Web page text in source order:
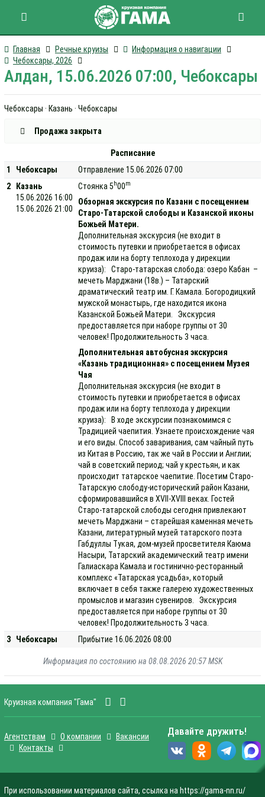
Главная Речные круизы
Информация о навигации
Чебоксары, 2026
Алдан, 15.06.2026 07:00, Чебоксары
Чебоксары · Казань · Чебоксары
Продажа закрыта
Расписание
1
Чебоксары
Отправление 15.06.2026 07:00
2
Казань
15.06.2026 16:00
15.06.2026 21:00
Стоянка 5 h00m
Обзорная экскурсия по Казани с посещением
Старо-Татарской слободы и Казанской иконы
Божьей Матери.
Дополнительная экскурсия (не входит в
стоимость путевки и приобретается в офисах
продаж или на борту теплохода у дирекции
круиза): Старо-татарская слобода: озеро Кабан –
мечеть Марджани (18в.) – Татарский
драматический театр им. Г. Камала. Богородицкий
мужской монастырь, где находится икона
Казанской Божьей Матери. Экскурсия
предоставляется при наборе группы от 30
человек! Продолжительность 3 часа.
Дополнительная автобусная экскурсия
«Казань традиционная» с посещением Музея
Чая
Дополнительная экскурсия (не входит в
стоимость путевки и приобретается в офисах
продаж или на борту теплохода у дирекции
круиза): В ходе экскурсии познакомимся с
Традицией чаепития. Узнаете происхождение чая
и его виды. Способ заваривания, сам чайный путь
из Китая в Россию, так же чай в России и Англии;
чай в советский период; чай у крестьян, и как
происходит татарское чаепитие. Посетим Старо-
Татарскую слободу-исторический район Казани,
сформировавшийся в XVII-XVIII веках. Гостей
Старо-татарской слободы сегодня привлекают
мечеть Марджани – старейшая каменная мечеть
Казани, литературный музей татарского поэта
Габдуллы Тукая, дом-музей просветителя Каюма
Насыри, Татарский академический театр имени
Галиаскара Камала и гостинично-ресторанный
комплекс «Татарская усадьба», который
включает в себя также галерею художественных
промыслов и магазин сувениров. Экскурсия
предоставляется при наборе группы от 30
человек! Продолжительность 3 часа.
3
Чебоксары Прибытие 16.06.2026 08:00
Информация по состоянию на 08.08.2026 20:57 MSK
Круизная компания "Гама"
Агентствам О компании
Вакансии
Контакты
Давайте дружить!
При использовании материалов сайта, ссылка на https://gama-nn.ru/